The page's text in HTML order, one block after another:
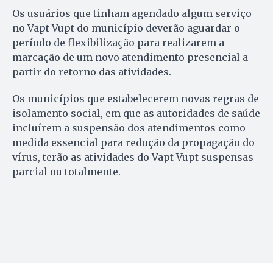
Os usuários que tinham agendado algum serviço
no Vapt Vupt do município deverão aguardar o
período de flexibilização para realizarem a
marcação de um novo atendimento presencial a
partir do retorno das atividades.
Os municípios que estabelecerem novas regras de
isolamento social, em que as autoridades de saúde
incluírem a suspensão dos atendimentos como
medida essencial para redução da propagação do
vírus, terão as atividades do Vapt Vupt suspensas
parcial ou totalmente.